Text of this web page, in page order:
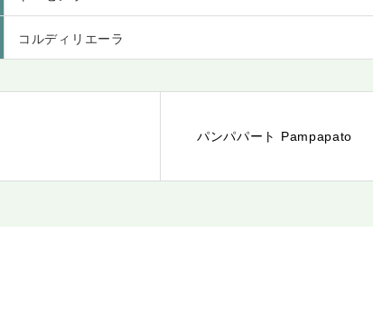
コルディリエーラ
パンパパート Pampapato